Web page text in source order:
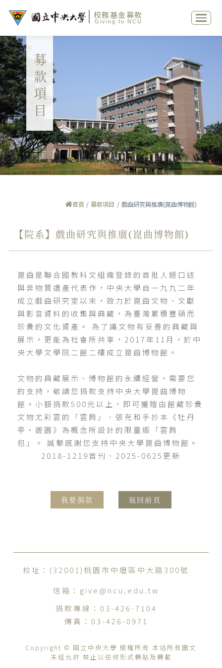
校務基金募款
Giving to NCU
募款項目
首頁 募款項目 戲曲研究與推廣(崑曲博物館)
【院系】戲曲研究與推廣(崑曲博物館)
崑曲是聯合國教科文組織登錄的首批人類口述
與非物質遺產代表作，中央大學自一九九二年
成立戲曲研究室以來，致力於崑曲文物、文獻
與影音資料的收集與典藏，為臺灣累積豐碩而
珍貴的文化資產。 為了讓文物有妥善的典藏與
展示，更能為社會所共享，2017年11月，於中
央大學文學院二館二樓成立崑曲博物館。
文物的典藏展示、博物館的永續經營，需要您
的支持，敬請您捐款支持中央大學崑曲博物
館。小額捐款500元以上，即可獲贈由館藏珍貴
文物尤彩雲的「雲肩」、張充和手抄本《牡丹
亭‧遊園》為概念所設計的限量版「雲肩
包」。 誠摯感謝您支持中央大學崑曲博物館。
2018-1219首刊、2025-0625更新
我要捐款 返回前頁
校址：(32001)桃園市中壢區中大路300號
信箱： give@ncu.edu.tw
捐款專線： 03-426-7104
傳真： 03-426-0971
Copyright © 國立中央大學 版權所有 本站所有圖文
未經允許 禁止以任何形式轉貼及轉載